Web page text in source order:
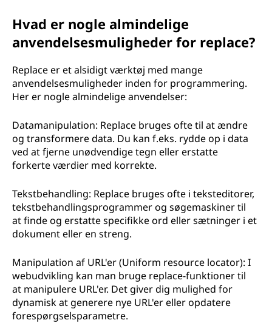
Hvad er nogle almindelige
anvendelsesmuligheder for replace?
Replace er et alsidigt værktøj med mange
anvendelsesmuligheder inden for programmering.
Her er nogle almindelige anvendelser:
Datamanipulation: Replace bruges ofte til at ændre
og transformere data. Du kan f.eks. rydde op i data
ved at fjerne unødvendige tegn eller erstatte
forkerte værdier med korrekte.
Tekstbehandling: Replace bruges ofte i teksteditorer,
tekstbehandlingsprogrammer og søgemaskiner til
at finde og erstatte specifikke ord eller sætninger i et
dokument eller en streng.
Manipulation af URL'er (Uniform resource locator): I
webudvikling kan man bruge replace-funktioner til
at manipulere URL'er. Det giver dig mulighed for
dynamisk at generere nye URL'er eller opdatere
forespørgselsparametre.